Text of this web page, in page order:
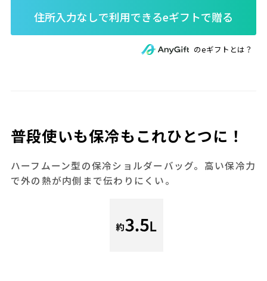
のeギフトとは？
普段使いも保冷もこれひとつに！
ハーフムーン型の保冷ショルダーバッグ。高い保冷力
で外の熱が内側まで伝わりにくい。